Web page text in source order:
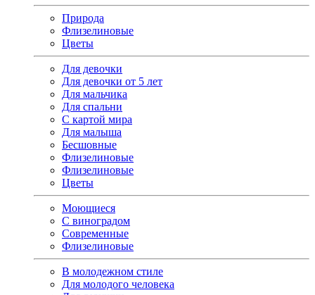
Природа
Флизелиновые
Цветы
Для девочки
Для девочки от 5 лет
Для мальчика
Для спальни
С картой мира
Для малыша
Бесшовные
Флизелиновые
Флизелиновые
Цветы
Моющиеся
С виноградом
Современные
Флизелиновые
В молодежном стиле
Для молодого человека